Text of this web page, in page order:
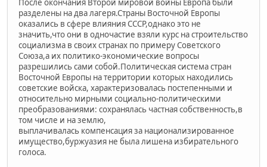
После окончания Второй мировой войны Европа были
разделены на два лагеря.Страны Восточной Европы
оказались в сфере влияния СССР,однако это не
значить,что они в одночастие взяли курс на строительство
социализма в своих странах по примеру Советского
Союза,а их политико-экономические вопросы
разрешились сами собой.Политическая система стран
Восточной Европы на территории которых находились
советские войска, характеризовалась постепенными и
относительно мирными социально-политическими
преобразованиями: сохранялась частная собственность,в
том числе и на землю,
выплачивалась компенсация за национализированное
имущество,буржуазия не была лишена избирательного
голоса.